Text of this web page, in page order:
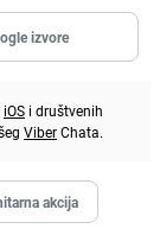
izvore
iOS i društvenih
ViberChata.
akcija